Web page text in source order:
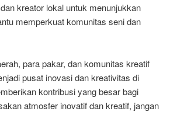
kreator lokal untuk menunjukkan
memperkuat komunitas seni dan
para pakar, dan komunitas kreatif
pusat inovasi dan kreativitas di
kontribusi yang besar bagi
atmosfer inovatif dan kreatif, jangan